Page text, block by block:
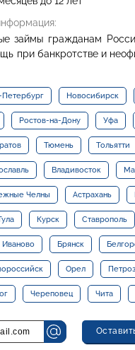
займы гражданам
при банкротстве и
Петербург Новосибирск
Ростов-на-Дону Уфа
Тюмень Тольятти
Владивосток
Челны Астрахань
Курск Ставрополь
Иваново Брянск
Орел
Череповец Чита